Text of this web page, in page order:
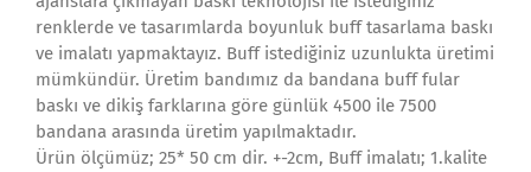
renklerde ve tasarımlarda boyunluk buff tasarlama baskı
ve imalatı yapmaktayız. Buff istediğiniz uzunlukta üretimi
mümkündür. Üretim bandımız da bandana buff fular
baskı ve dikiş farklarına göre günlük 4500 ile 7500
bandana arasında üretim yapılmaktadır.
Ürün ölçümüz; 25* 50 cm dir. +-2cm, Buff imalatı; 1.kalite